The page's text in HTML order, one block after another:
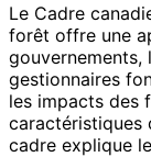
Le Cadre
forêt offre une
gouvernements,
gestionnaires
les impacts des
caractéristiques
cadre explique